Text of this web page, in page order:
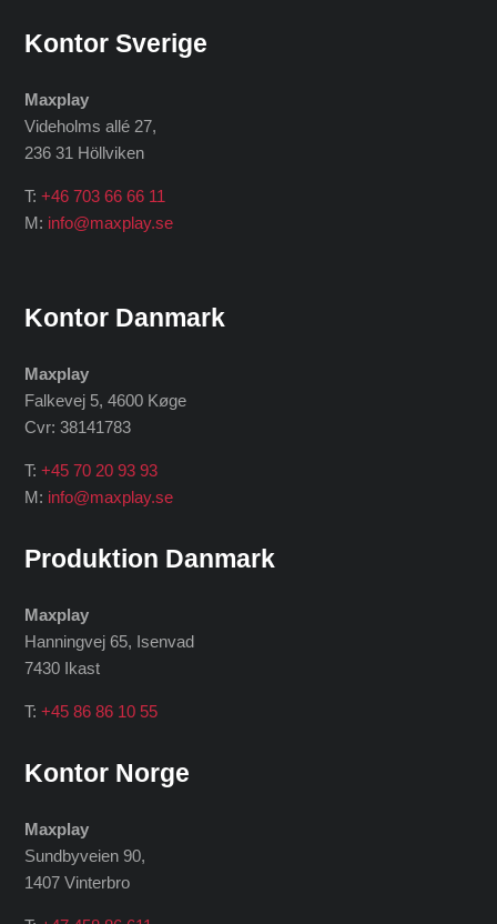
Kontor Sverige
Maxplay
Videholms allé 27,
236 31 Höllviken
T:+46 703 66 66 11
M: info@maxplay.se
Kontor Danmark
Maxplay
Falkevej 5, 4600 Køge
Cvr: 38141783
T:+45 70 20 93 93
M: info@maxplay.se
Produktion Danmark
Maxplay
Hanningvej 65, Isenvad
7430 Ikast
T:+45 86 86 10 55
Kontor Norge
Maxplay
Sundbyveien 90,
1407 Vinterbro